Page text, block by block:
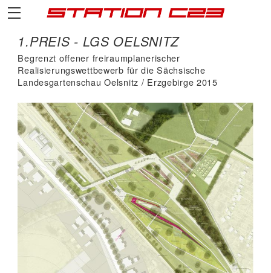
1.PREIS - LGS OELSNITZ
Begrenzt offener freiraumplanerischer
Realisierungswettbewerb für die Sächsische
Landesgartenschau Oelsnitz / Erzgebirge 2015